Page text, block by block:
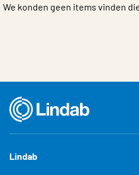
We konden geen items vinden
Lindab